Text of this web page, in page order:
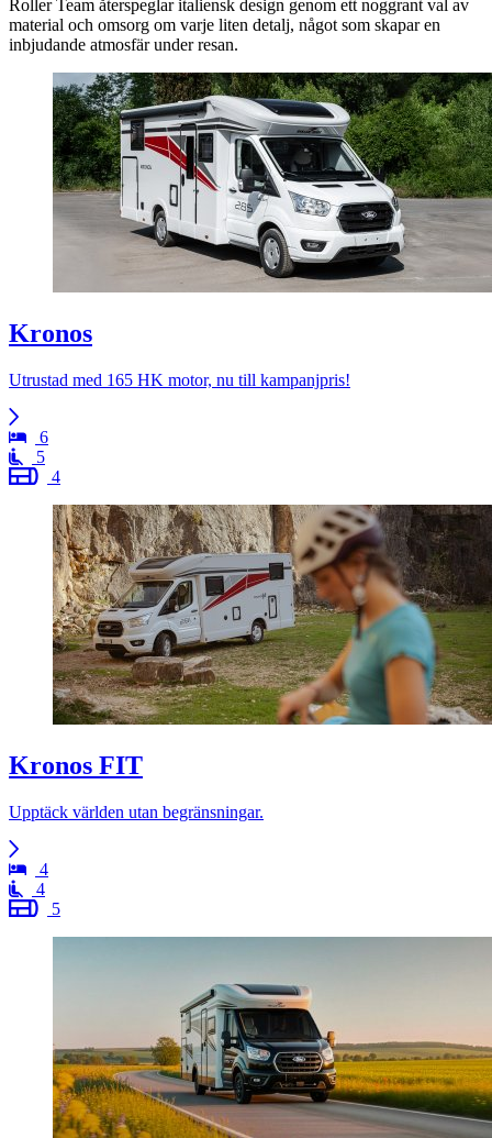
Roller Team återspeglar italiensk design genom ett noggrant val av
material och omsorg om varje liten detalj, något som skapar en
inbjudande atmosfär under resan.
Kronos
Utrustad med 165 HK motor, nu till kampanjpris!
6
5
4
Kronos FIT
Upptäck världen utan begränsningar.
4
4
5